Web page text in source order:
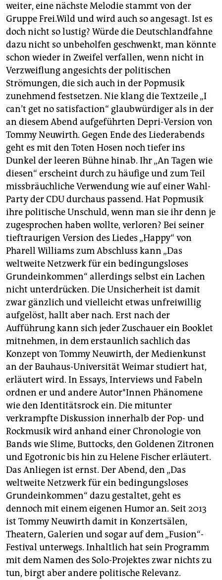
weiter, eine nächste Melodie stammt von der
Gruppe Frei.Wild und wird auch so angesagt. Ist es
doch nicht so lustig? Würde die Deutschlandfahne
dazu nicht so unbeholfen geschwenkt, man könnte
schon wieder in Zweifel verfallen, wenn nicht in
Verzweiflung angesichts der politischen
Strömungen, die sich auch in der Popmusik
zunehmend festsetzen. Nie klang die Textzeile „I
can’t get no satisfaction“ glaubwürdiger als in der
an diesem Abend aufgeführten Depri-Version von
Tommy Neuwirth. Gegen Ende des Liederabends
geht es mit den Toten Hosen noch tiefer ins
Dunkel der leeren Bühne hinab. Ihr „An Tagen wie
diesen“ erscheint durch zu häufige und zum Teil
missbräuchliche Verwendung wie auf einer Wahl-
Party der CDU durchaus passend. Hat Popmusik
ihre politische Unschuld, wenn man sie ihr denn je
zugesprochen haben wollte, verloren? Bei seiner
tieftraurigen Version des Liedes „Happy“ von
Pharell Williams zum Abschluss kann „Das
weltweite Netzwerk für ein bedingungsloses
Grundeinkommen“ allerdings selbst ein Lachen
nicht unterdrücken. Die Unsicherheit ist damit
zwar gänzlich und vielleicht etwas unfreiwillig
aufgelöst, hallt aber nach. Erst nach der
Aufführung kann sich jeder Zuschauer ein Booklet
mitnehmen, in dem erstaunlich sachlich das
Konzept von Tommy Neuwirth, der Medienkunst
an der Bauhaus-Universität Weimar studiert hat,
erläutert wird. In Essays, Interviews und Fabeln
ordnen er und andere Autor*Innen Phänomene
wie den Identitätsrock ein. Die mitunter
verkrampfte Diskussion innerhalb der Pop- und
Rockmusik wird anhand einer Chronologie von
Bands wie Slime, Buttocks, den Goldenen Zitronen
und Egotronic bis hin zu Helene Fischer erläutert.
Das Anliegen ist ernst. Der Abend, den „Das
weltweite Netzwerk für ein bedingungsloses
Grundeinkommen“ dazu gestaltet, geht es
dennoch mit einem eigenen Humor an. Seit 2013
ist Tommy Neuwirth damit in Konzertsälen,
Theatern, Galerien und sogar auf dem „Fusion“-
Festival unterwegs. Inhaltlich hat sein Programm
mit dem Namen des Solo-Projektes zwar nichts zu
tun, birgt aber andere politische Relevanz.